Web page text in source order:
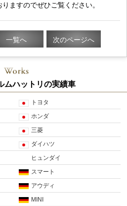
ますのでぜひご覧ください。
一覧へ 次のページへ
ムハットリの実績車
トヨタ
ホンダ
三菱
ダイハツ
ヒュンダイ
スマート
アウディ
MINI